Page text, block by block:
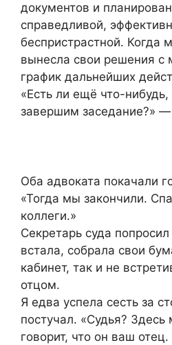
документов и
справедливой,
беспристрастной. Когда
вынесла свои решения с
график дальнейших
«Есть ли ещё что-
завершим заседание?» —
Оба адвоката покачали
«Тогда мы закончили.
коллеги.»
Секретарь суда попросил
встала, собрала свои
кабинет, так и не
отцом.
Я едва успела сесть за
постучал. «Судья?
говорит, что он ваш